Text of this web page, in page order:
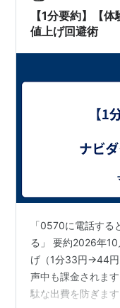
【1分要約】【
値上げ回避術
「0570に電話する
る」 要約2026年
げ（1分33円→44円
声中も課金されま
駄な出費を防ぎま